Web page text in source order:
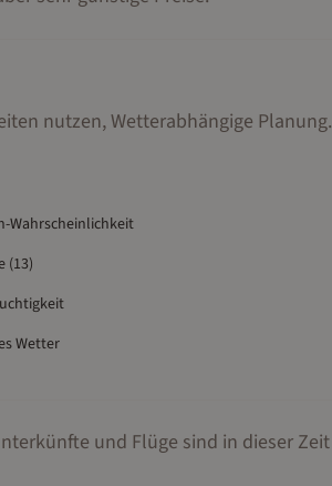
nutzen, Wetterabhängige Planung.
Wahrscheinlichkeit
(13)
Wetter
und Flüge sind in dieser Zeit